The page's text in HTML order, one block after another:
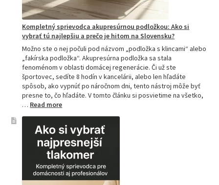
Kompletný sprievodca akupresúrnou podložkou: Ako si
vybrať tú najlepšiu a prečo je hitom na Slovensku?
Možno ste o nej počuli pod názvom „podložka s klincami“ alebo
„fakírska podložka“. Akupresúrna podložka sa stala
fenoménom v oblasti domácej regenerácie. Či už ste
športovec, sedíte 8 hodín v kancelárii, alebo len hľadáte
spôsob, ako vypnúť po náročnom dni, tento nástroj môže byť
presne to, čo hľadáte. V tomto článku si posvietime na všetko,
… Read more:
sprievodca
akupresúrnou
podložkou:
Ako
si
vybrať
tú